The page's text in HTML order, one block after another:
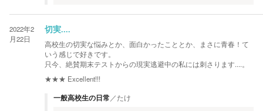
2022年2
月22日
切実....
高校生の切実な悩みとか、面白かったこととか、まさに青春！て
いう感じで好きです。
只今、絶賛期末テストからの現実逃避中の私には刺さります....。
★★★ Excellent!!!
一般高校生の日常 ／たけ